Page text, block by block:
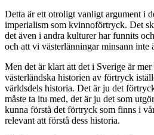
Detta är ett otroligt vanligt argument i
imperialism som kvinnoförtryck. Det
det även i andra kulturer har funnits
och att vi västerlänningar minsann inte
Men det är klart att det i Sverige är mer
västerländska historien av förtryck
världsdels historia. Det är ju det
måste ta itu med, det är ju det som
kunna förstå det förtryck som finns i
relevant att förstå dess historia.